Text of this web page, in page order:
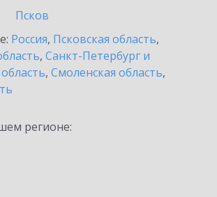
Псков
Россия, Псковская область,
, Санкт-Петербург и
, Смоленская область,
регионе: